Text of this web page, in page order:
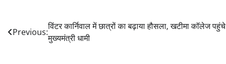
Post
navigation
Previous:
विंटर कार्निवाल में छात्रों का बढ़ाया हौसला, खटीमा कॉलेज पहुंचे
मुख्यमंत्री धामी